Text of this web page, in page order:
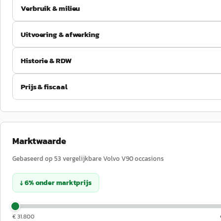
Verbruik & milieu
Uitvoering & afwerking
Historie & RDW
Prijs & fiscaal
Marktwaarde
Gebaseerd op 53 vergelijkbareVolvo V90occasions
↓6%ondermarktprijs
€ 31.800